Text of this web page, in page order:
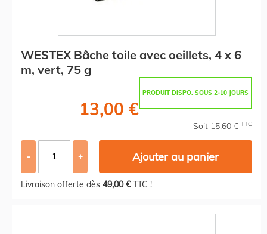
WESTEX Bâche toile avec oeillets, 4 x 6
m, vert, 75 g
PRODUIT DISPO. SOUS 2-10 JOURS
13,00 €
Soit 15,60 € TTC
- + Ajouter au panier
Livraison offerte dès 49,00 €TTC !